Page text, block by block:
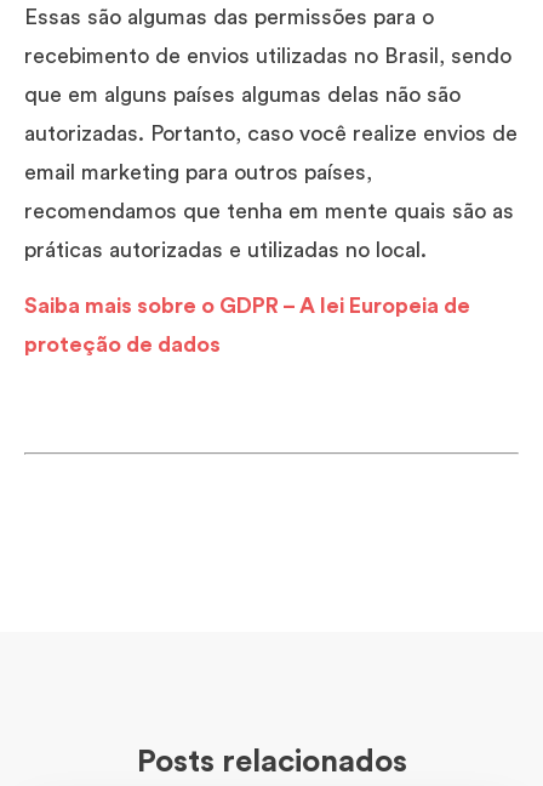
Essas são algumas das permissões para o
recebimento de envios utilizadas no Brasil, sendo
que em alguns países algumas delas não são
autorizadas. Portanto, caso você realize envios de
email marketing para outros países,
recomendamos que tenha em mente quais são as
práticas autorizadas e utilizadas no local.
Saiba mais sobre o GDPR – A lei Europeia de
proteção de dados
Posts relacionados